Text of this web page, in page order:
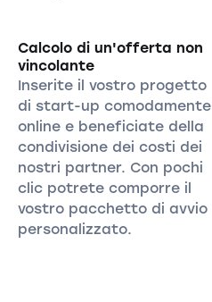
Calcolo di un'offerta non
vincolante
Inserite il vostro progetto
di start-up comodamente
online e beneficiate della
condivisione dei costi dei
nostri partner. Con pochi
clic potrete comporre il
vostro pacchetto di avvio
personalizzato.